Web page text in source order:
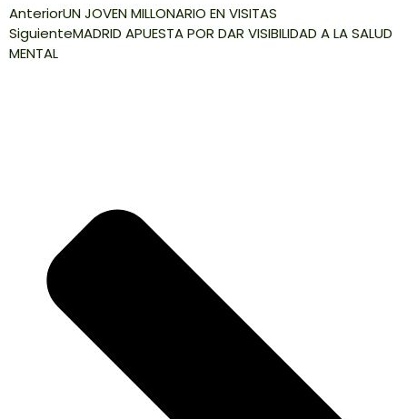
AnteriorUN JOVEN MILLONARIO EN VISITAS
SiguienteMADRID APUESTA POR DAR VISIBILIDAD A LA SALUD
MENTAL